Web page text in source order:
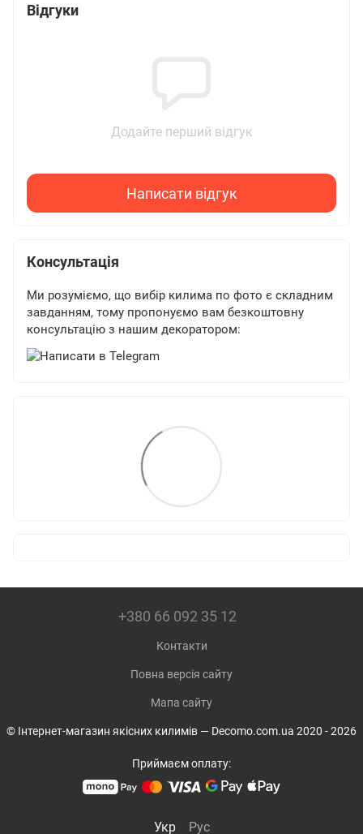
Відгуки
Додайте перший відгук
Написати відгук
Консультація
Ми розуміємо, що вибір килима по фото є складним
завданням, тому пропонуємо вам безкоштовну
консультацію з нашим декоратором:
+380 66 092 35 12
Контакти
Повна версія сайту
Мапа сайту
© Інтернет-магазин якісних килимів — Decomo.com.ua 2020 - 2026
Приймаєм оплату:
Укр Рус